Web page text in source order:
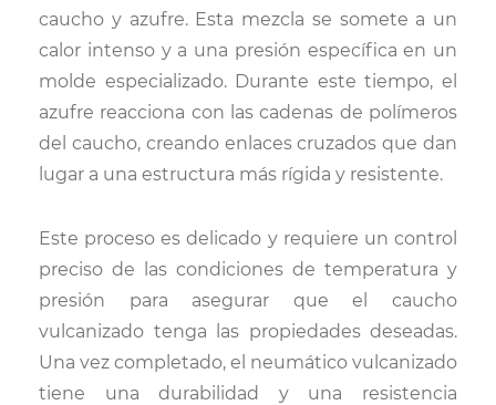
caucho y azufre. Esta mezcla se somete a un
calor intenso y a una presión específica en un
molde especializado. Durante este tiempo, el
azufre reacciona con las cadenas de polímeros
del caucho, creando enlaces cruzados que dan
lugar a una estructura más rígida y resistente.
Este proceso es delicado y requiere un control
preciso de las condiciones de temperatura y
presión para asegurar que el caucho
vulcanizado tenga las propiedades deseadas.
Una vez completado, el neumático vulcanizado
tiene una durabilidad y una resistencia